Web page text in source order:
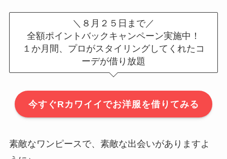
＼８月２５日まで／
全額ポイントバックキャンペーン実施中！
１か月間、プロがスタイリングしてくれたコ
ーデが借り放題
今すぐRカワイイでお洋服を借りてみる
素敵なワンピースで、素敵な出会いがありますよ